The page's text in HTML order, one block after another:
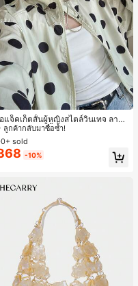
อแจ็คเก็ตสั้นผู้หญิงสไตล์วินเทจ ลายจุ
นาดใหญ่ คอตั้ง เอวเข้ารูป แขนพอง
งหลวม แฟชั่นอเนกประสงค์ สำหรับใ
ระจำวันและไปเที่ยวพักผ่อน
ขายดี
ใน กระเป๋า เสื้อคลุมลำลอง
ลูกค้ากลับมาซื้อซ้ำ!
ขายดี ใน กระเป๋า เสื้อคลุมลำลอง
ลูกค้ากลับมาซื้อซ้ำ!
ขายดี ใน กระเป๋า เสื้อคลุมลำลอง
ลูกค้ากลับมาซื้อซ้ำ!
ขายดี ใน กระเป๋า เสื้อคลุมลำลอง
sold
-10%